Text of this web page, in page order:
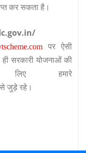
कर सकता है।
पर ऐसी
ही सरकारी योजनाओं की
हमारे
से जुड़े रहे।